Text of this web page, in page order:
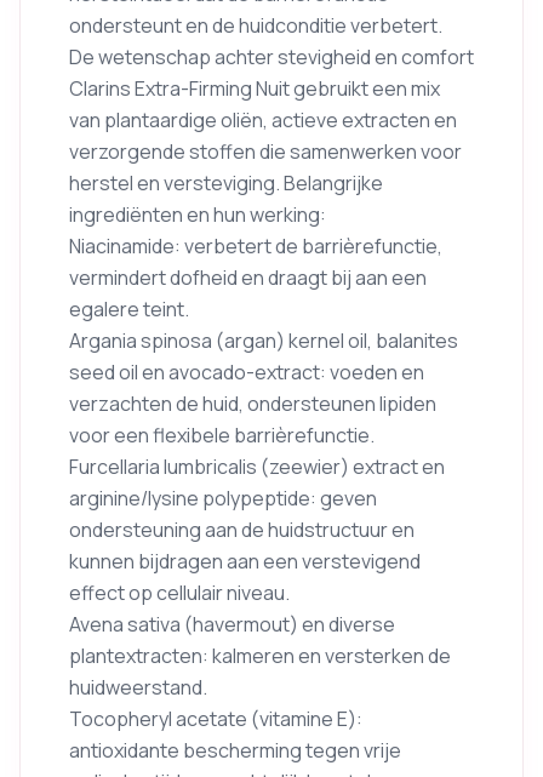
ondersteunt en de huidconditie verbetert.
De wetenschap achter stevigheid en comfort
Clarins Extra-Firming Nuit gebruikt een mix
van plantaardige oliën, actieve extracten en
verzorgende stoffen die samenwerken voor
herstel en versteviging. Belangrijke
ingrediënten en hun werking:
Niacinamide: verbetert de barrièrefunctie,
vermindert dofheid en draagt bij aan een
egalere teint.
Argania spinosa (argan) kernel oil, balanites
seed oil en avocado-extract: voeden en
verzachten de huid, ondersteunen lipiden
voor een flexibele barrièrefunctie.
Furcellaria lumbricalis (zeewier) extract en
arginine/lysine polypeptide: geven
ondersteuning aan de huidstructuur en
kunnen bijdragen aan een verstevigend
effect op cellulair niveau.
Avena sativa (havermout) en diverse
plantextracten: kalmeren en versterken de
huidweerstand.
Tocopheryl acetate (vitamine E):
antioxidante bescherming tegen vrije